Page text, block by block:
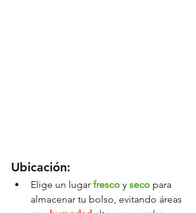
Ubicación:
Elige un lugar fresco y seco para
almacenar tu bolso, evitando áreas